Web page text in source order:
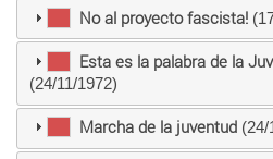
No al proyecto fascista!
Esta es la palabra de la
(24/11/1972)
Marcha de la juventud(24/